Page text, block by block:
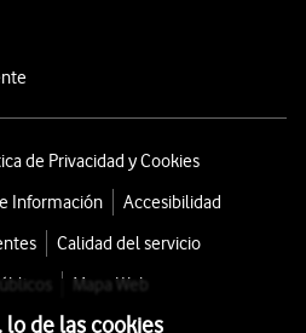
de Privacidad y Cookies
Información
Accesibilidad
Calidad del servicio
Mapa Web
lo de las cookies